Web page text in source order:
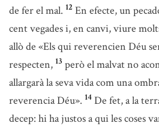
de fer el mal. 12 En efecte, un
cent vegades i, en canvi, viure
allò de «Els qui reverencien Déu
respecten, 13 però el malvat no
allargarà la seva vida com una
reverencia Déu». 14 De fet, a la
decep: hi ha justos a qui les coses